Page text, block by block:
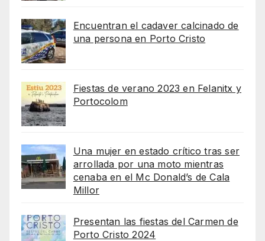
Encuentran el cadaver calcinado de
una persona en Porto Cristo
Fiestas de verano 2023 en Felanitx y
Portocolom
Una mujer en estado crítico tras ser
arrollada por una moto mientras
cenaba en el Mc Donald’s de Cala
Millor
Presentan las fiestas del Carmen de
Porto Cristo 2024